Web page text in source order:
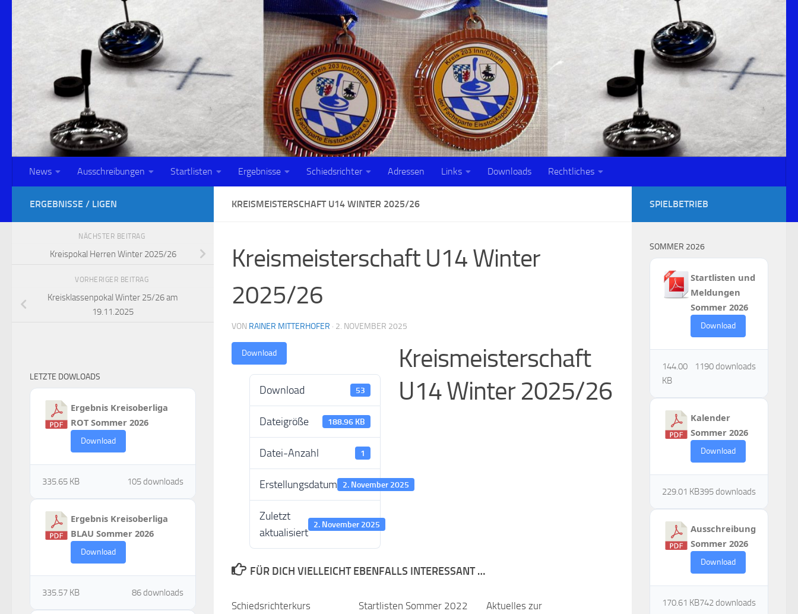
News Ausschreibungen Startlisten Ergebnisse Schiedsrichter Adressen Links Downloads Rechtliches
KREISMEISTERSCHAFT U14 WINTER 2025/26
Kreismeisterschaft U14 Winter
2025/26
VON RAINER MITTERHOFER · 2. NOVEMBER 2025
Download
Download 53
Dateigröße 188.96 KB
Datei-Anzahl 1
Erstellungsdatum 2. November 2025
Zuletzt
aktualisiert
2. November 2025
Kreismeisterschaft
U14 Winter 2025/26
FÜR DICH VIELLEICHT EBENFALLS INTERESSANT …
Schiedsrichterkurs Startlisten Sommer 2022
Aktuelles zur
ERGEBNISSE / LIGEN
NÄCHSTER BEITRAG
Kreispokal Herren Winter 2025/26
VORHERIGER BEITRAG
Kreisklassenpokal Winter 25/26 am
19.11.2025
LETZTE DOWLOADS
Ergebnis Kreisoberliga
ROT Sommer 2026
Download
105 downloads
335.65 KB
Ergebnis Kreisoberliga
BLAU Sommer 2026
Download
86 downloads
335.57 KB
SPIELBETRIEB
SOMMER 2026
Startlisten und
Meldungen
Sommer 2026
Download
1190 downloads
144.00
KB
Kalender
Sommer 2026
Download
395 downloads
229.01 KB
Ausschreibung
Sommer 2026
Download
742 downloads
170.61 KB